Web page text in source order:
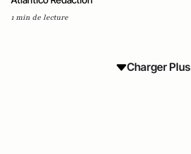
1 min de lecture
Charger Plus